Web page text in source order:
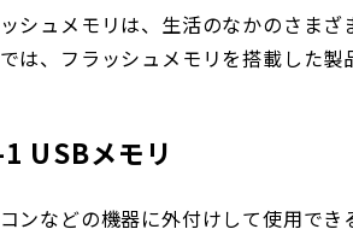
シュメモリは、生活のなかのさまざ
は、フラッシュメモリを搭載した製
USBメモリ
ンなどの機器に外付けして使用で